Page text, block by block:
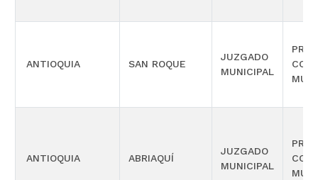
ANTIOQUIA SAN ROQUE
JUZGADO
MUNICIPAL
ANTIOQUIA ABRIAQUÍ
JUZGADO
MUNICIPAL